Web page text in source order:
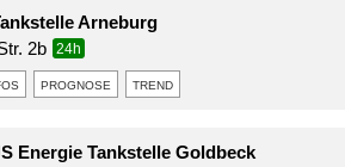
Arneburg
2b
24h
prognose trend
Energie Tankstelle Goldbeck